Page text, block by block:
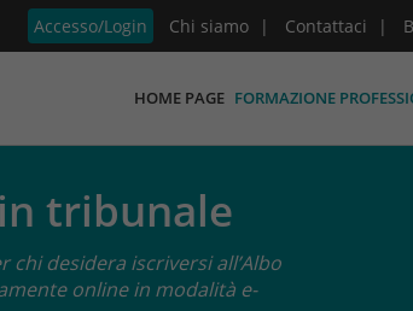
Accesso/Login Chi siamo Contattaci
HOME PAGE FORMAZIONE
tribunale
desidera iscriversi all’Albo
online in modalità e-